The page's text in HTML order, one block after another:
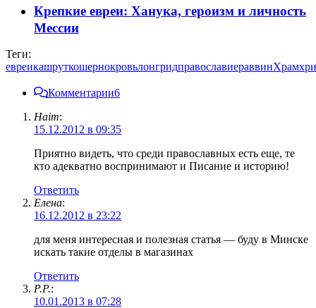
Крепкие евреи: Ханука, героизм и личность
Мессии
Теги:
евреикашруткошернокровьлонгридправославиераввинХрам
Комментарии6
Haim:
15.12.2012 в 09:35
Приятно видеть, что среди православных есть еще, те
кто адекватно воспринимают и Писание и историю!
Ответить
Елена:
16.12.2012 в 23:22
для меня интересная и полезная статья — буду в Минске
искать такие отделы в магазинах
Ответить
Р.Р.:
10.01.2013 в 07:28